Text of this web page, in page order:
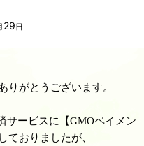
29日
りがとうございます。
サービスに【GMOペイメン
ておりましたが、